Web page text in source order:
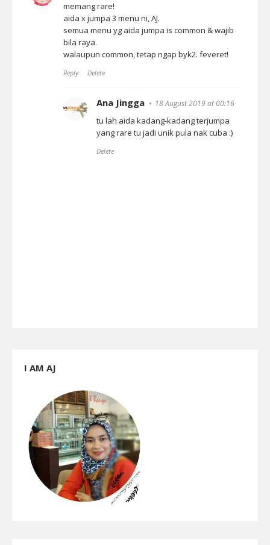
memang rare!
aida x jumpa 3 menu ni, AJ.
semua menu yg aida jumpa is common & wajib
bila raya.
walaupun common, tetap ngap byk2. feveret!
Reply Delete
Ana Jingga 18 August 2019 at 00:16
tu lah aida kadang-kadang terjumpa
yang rare tu jadi unik pula nak cuba :)
Delete
I AM AJ